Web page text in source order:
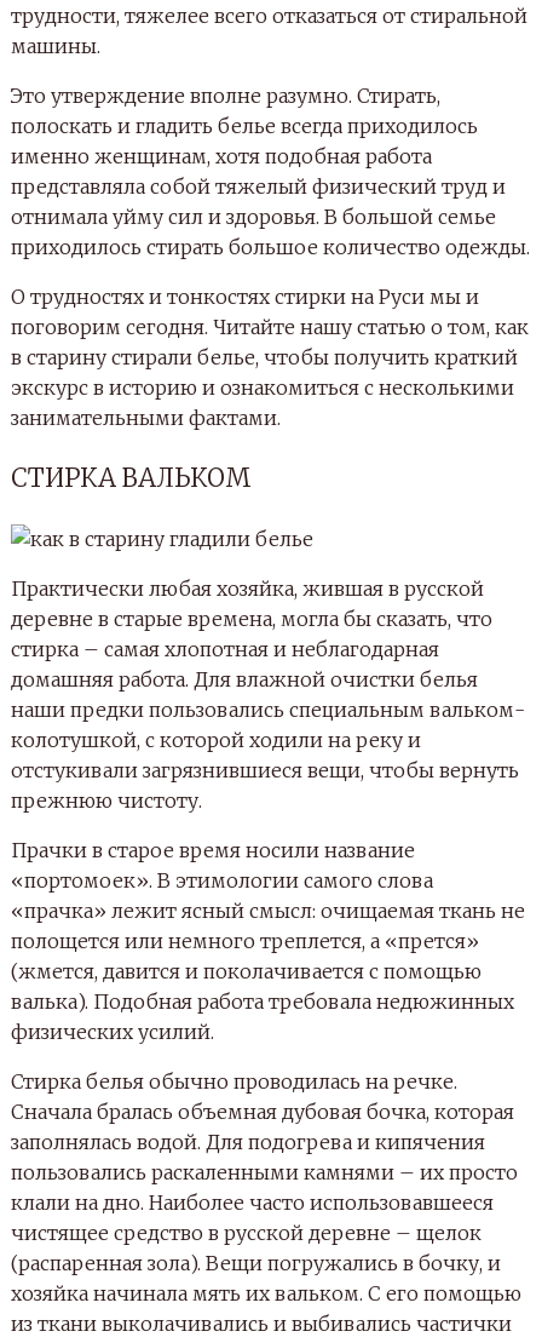
трудности, тяжелее всего отказаться от стиральной
машины.
Это утверждение вполне разумно. Стирать,
полоскать и гладить белье всегда приходилось
именно женщинам, хотя подобная работа
представляла собой тяжелый физический труд и
отнимала уйму сил и здоровья. В большой семье
приходилось стирать большое количество одежды.
О трудностях и тонкостях стирки на Руси мы и
поговорим сегодня. Читайте нашу статью о том, как
в старину стирали белье, чтобы получить краткий
экскурс в историю и ознакомиться с несколькими
занимательными фактами.
СТИРКА ВАЛЬКОМ
Практически любая хозяйка, жившая в русской
деревне в старые времена, могла бы сказать, что
стирка – самая хлопотная и неблагодарная
домашняя работа. Для влажной очистки белья
наши предки пользовались специальным вальком-
колотушкой, с которой ходили на реку и
отстукивали загрязнившиеся вещи, чтобы вернуть
прежнюю чистоту.
Прачки в старое время носили название
«портомоек». В этимологии самого слова
«прачка» лежит ясный смысл: очищаемая ткань не
полощется или немного треплется, а «прется»
(жмется, давится и поколачивается с помощью
валька). Подобная работа требовала недюжинных
физических усилий.
Стирка белья обычно проводилась на речке.
Сначала бралась объемная дубовая бочка, которая
заполнялась водой. Для подогрева и кипячения
пользовались раскаленными камнями – их просто
клали на дно. Наиболее часто использовавшееся
чистящее средство в русской деревне – щелок
(распаренная зола). Вещи погружались в бочку, и
хозяйка начинала мять их вальком. С его помощью
из ткани выколачивались и выбивались частички